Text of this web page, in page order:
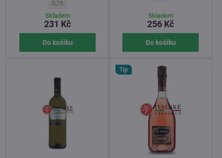
BALLANCIN MASERAL MANZONI BIANCO BÍLÉ VÍNO IGT -
0,75
Skladem
231 Kč
Do košíku
Skladem
256 Kč
Do košíku
Tip